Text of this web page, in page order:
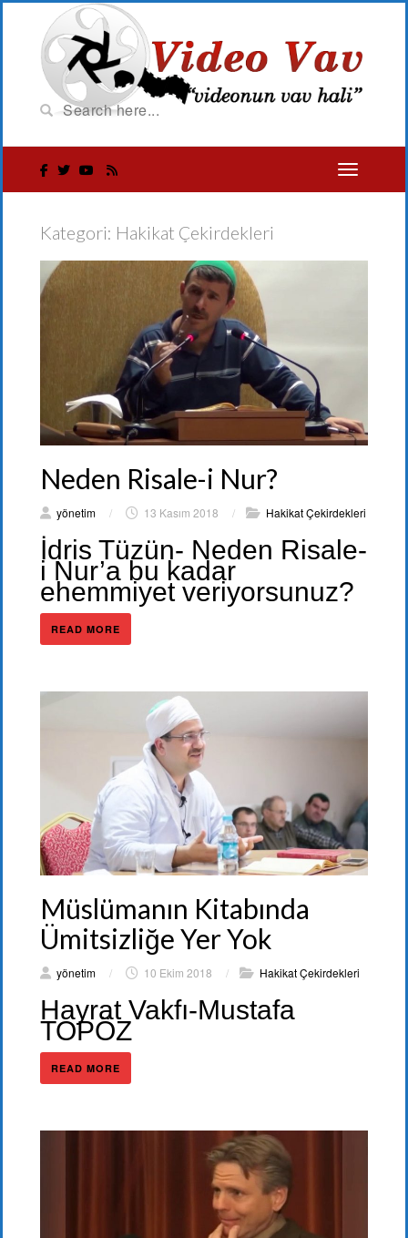
Kategori: Hakikat Çekirdekleri
Neden Risale-i Nur?
yönetim / 13 Kasım 2018 / Hakikat Çekirdekleri
İdris Tüzün- Neden Risale-
i Nur’a bu kadar
ehemmiyet veriyorsunuz?
READ MORE
Müslümanın Kitabında
Ümitsizliğe Yer Yok
yönetim / 10 Ekim 2018 / Hakikat Çekirdekleri
Hayrat Vakfı-Mustafa
TOPÖZ
READ MORE